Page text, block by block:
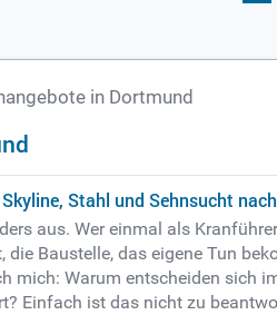
in Dortmund
Stahl und Sehnsucht
aus. Wer einmal als
Baustelle, das eigene Tun
mich: Warum entscheiden sich
Einfach ist das nicht zu